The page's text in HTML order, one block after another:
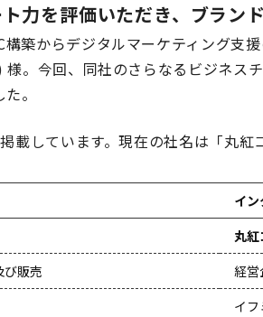
力を評価いただき、ブラン
築からデジタルマーケティング
。今回、同社のさらなるビジネス
。
しています。現在の社名は「丸紅
び販売
イ
丸
経営
イ